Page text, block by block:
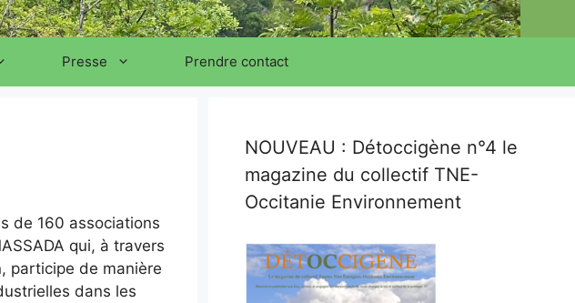
Presse Prendre contact
de 160 associations
qui, à travers
participe de manière
dans les
NOUVEAU : Détoccigène n°4 le
magazine du collectif TNE-
Occitanie Environnement